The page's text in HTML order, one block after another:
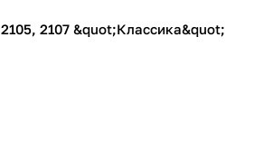
Тюнинг на 2105, 2107 &quot;Классика&quot;